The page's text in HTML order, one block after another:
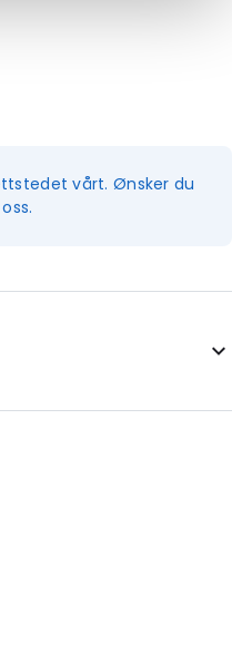
vårt. Ønsker du